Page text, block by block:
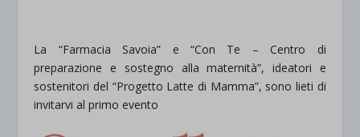
La “Farmacia Savoia” e “Con Te – Centro di
preparazione e sostegno alla maternità”, ideatori e
sostenitori del “Progetto Latte di Mamma”, sono lieti di
invitarvi al primo evento